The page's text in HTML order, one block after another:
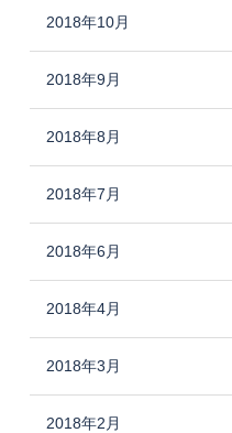
2018年10月
2018年9月
2018年8月
2018年7月
2018年6月
2018年4月
2018年3月
2018年2月